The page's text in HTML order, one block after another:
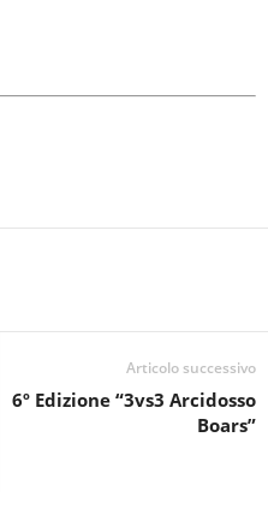
Articolo successivo
6º Edizione “3vs3 Arcidosso
Boars”